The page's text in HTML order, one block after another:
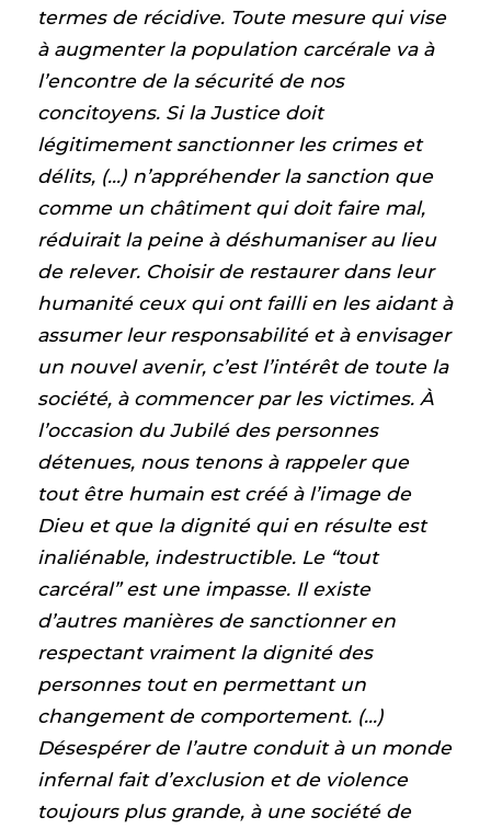
termes de récidive. Toute mesure qui vise
à augmenter la population carcérale va à
l’encontre de la sécurité de nos
concitoyens. Si la Justice doit
légitimement sanctionner les crimes et
délits, (…) n’appréhender la sanction que
comme un châtiment qui doit faire mal,
réduirait la peine à déshumaniser au lieu
de relever. Choisir de restaurer dans leur
humanité ceux qui ont failli en les aidant à
assumer leur responsabilité et à envisager
un nouvel avenir, c’est l’intérêt de toute la
société, à commencer par les victimes. À
l’occasion du Jubilé des personnes
détenues, nous tenons à rappeler que
tout être humain est créé à l’image de
Dieu et que la dignité qui en résulte est
inaliénable, indestructible. Le “tout
carcéral” est une impasse. Il existe
d’autres manières de sanctionner en
respectant vraiment la dignité des
personnes tout en permettant un
changement de comportement. (…)
Désespérer de l’autre conduit à un monde
infernal fait d’exclusion et de violence
toujours plus grande, à une société de